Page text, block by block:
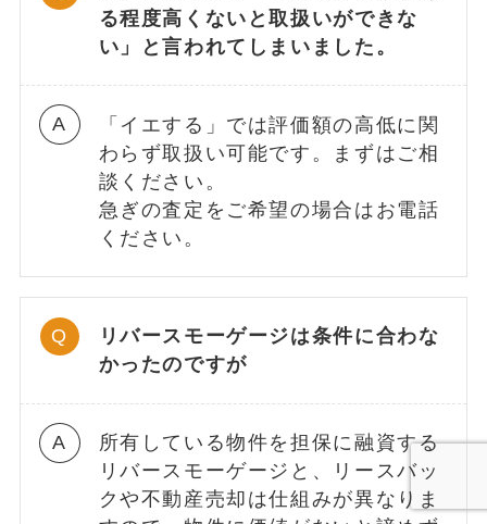
る程度高くないと取扱いができな
い」と言われてしまいました。
「イエする」では評価額の高低に関
わらず取扱い可能です。まずはご相
談ください。
急ぎの査定をご希望の場合はお電話
ください。
リバースモーゲージは条件に合わな
かったのですが
所有している物件を担保に融資する
リバースモーゲージと、リースバッ
クや不動産売却は仕組みが異なりま